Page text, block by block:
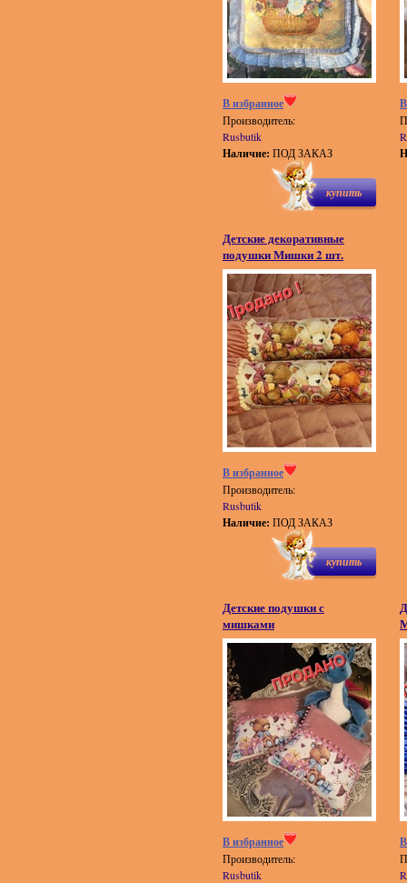
В избранное
Производитель:
Rusbutik
Наличие: ПОД ЗАКАЗ
купить
Детские декоративные
подушки Мишки 2 шт.
В избранное
Производитель:
Rusbutik
Наличие: ПОД ЗАКАЗ
купить
Детские подушки с
мишками
В избранное
Производитель:
Rusbutik